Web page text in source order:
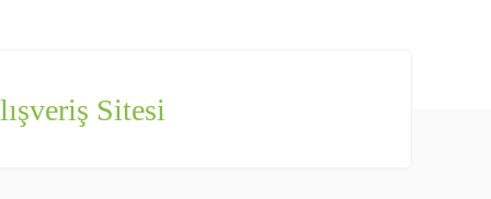
Sitesi